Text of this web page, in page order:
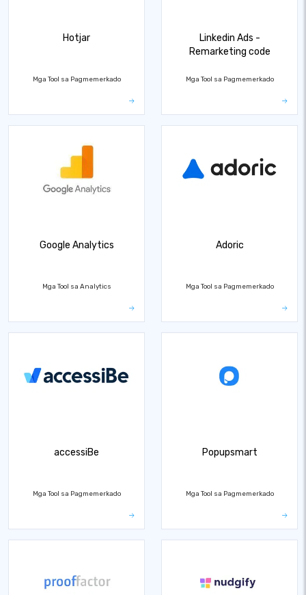
Hotjar
Mga Tool sa Pagmemerkado
Linkedin Ads -
Remarketing code
Mga Tool sa Pagmemerkado
Google Analytics
Mga Tool sa Analytics
Adoric
Mga Tool sa Pagmemerkado
accessiBe
Mga Tool sa Pagmemerkado
Popupsmart
Mga Tool sa Pagmemerkado